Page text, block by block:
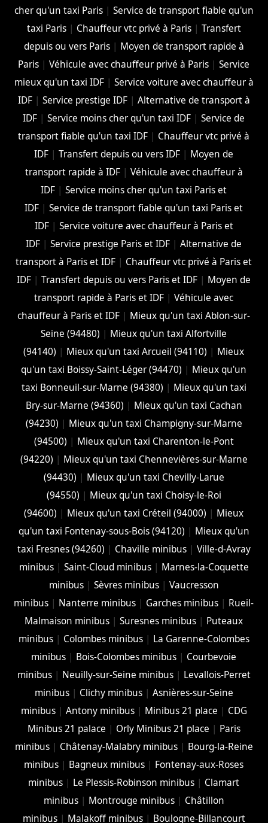
cher qu'un taxi Paris| Service de transport fiable qu'un
taxi Paris| Chauffeur vtc privé à Paris| Transfert
depuis ou vers Paris| Moyen de transport rapide à
Paris |Véhicule avec chauffeur privé à Paris |Service
mieux qu'un taxi IDF| Service voiture avec chauffeur à
IDF| Service prestige IDF| Alternative de transport à
IDF |Service moins cher qu'un taxi IDF |Service de
transport fiable qu'un taxi IDF | Chauffeur vtc privé à
IDF |Transfert depuis ou vers IDF | Moyen de
transport rapide à IDF| Véhicule avec chauffeur à
IDF |Service moins cher qu'un taxi Paris et
IDF |Service de transport fiable qu'un taxi Paris et
IDF| Service voiture avec chauffeur à Paris et
IDF |Service prestige Paris et IDF |Alternative de
transport à Paris et IDF | Chauffeur vtc privé à Paris et
IDF |Transfert depuis ou vers Paris et IDF | Moyen de
transport rapide à Paris et IDF |Véhicule avec
chauffeur à Paris et IDF | Mieux qu'un taxi Ablon-sur-
Seine (94480) | Mieux qu'un taxi Alfortville
(94140) | Mieux qu'un taxi Arcueil (94110) | Mieux
qu'un taxi Boissy-Saint-Léger (94470) | Mieux qu'un
taxi Bonneuil-sur-Marne (94380) | Mieux qu'un taxi
Bry-sur-Marne (94360) | Mieux qu'un taxi Cachan
(94230) | Mieux qu'un taxi Champigny-sur-Marne
(94500) | Mieux qu'un taxi Charenton-le-Pont
(94220) | Mieux qu'un taxi Chennevières-sur-Marne
(94430) | Mieux qu'un taxi Chevilly-Larue
(94550) | Mieux qu'un taxi Choisy-le-Roi
(94600) | Mieux qu'un taxi Créteil (94000) | Mieux
qu'un taxi Fontenay-sous-Bois (94120) | Mieux qu'un
taxi Fresnes (94260) | Chaville minibus| Ville-d-Avray
minibus| Saint-Cloud minibus| Marnes-la-Coquette
minibus| Sèvres minibus| Vaucresson
minibus | Nanterre minibus | Garches minibus | Rueil-
Malmaison minibus |Suresnes minibus | Puteaux
minibus| Colombes minibus| La Garenne-Colombes
minibus | Bois-Colombes minibus | Courbevoie
minibus| Neuilly-sur-Seine minibus| Levallois-Perret
minibus| Clichy minibus| Asnières-sur-Seine
minibus| Antony minibus| Minibus 21 place | CDG
Minibus 21 palace | Orly Minibus 21 place | Paris
minibus| Châtenay-Malabry minibus| Bourg-la-Reine
minibus | Bagneux minibus | Fontenay-aux-Roses
minibus | Le Plessis-Robinson minibus | Clamart
minibus| Montrouge minibus| Châtillon
minibus| Malakoff minibus| Boulogne-Billancourt